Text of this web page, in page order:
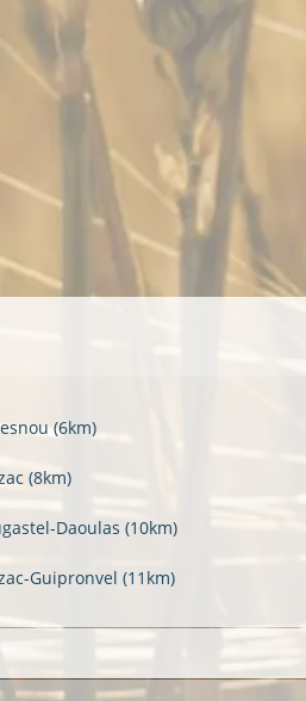
(6km)
(8km)
Daoulas (10km)
Guipronvel (11km)